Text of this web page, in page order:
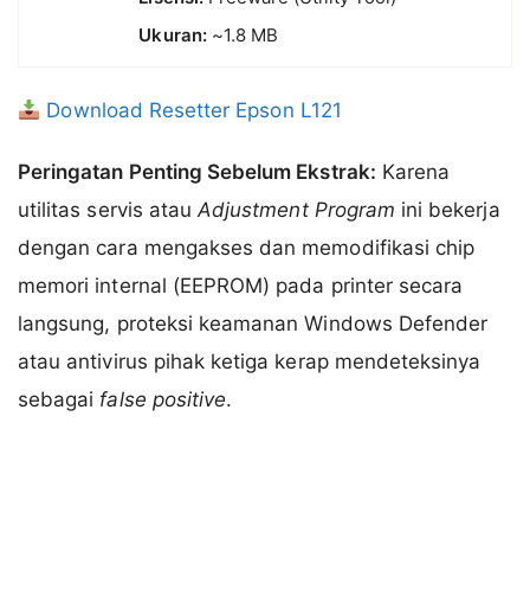
Ukuran:~1.8 MB
Download Resetter Epson L121
Peringatan Penting Sebelum Ekstrak: Karena
utilitas servis atauAdjustment Program ini bekerja
dengan cara mengakses dan memodifikasi chip
memori internal (EEPROM) pada printer secara
langsung, proteksi keamanan Windows Defender
atau antivirus pihak ketiga kerap mendeteksinya
sebagai false positive.